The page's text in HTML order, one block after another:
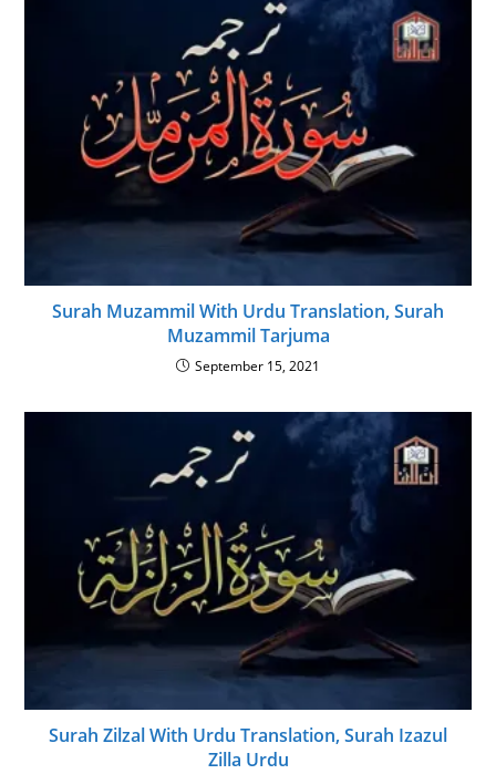
Surah Muzammil With Urdu Translation, Surah
Muzammil Tarjuma
September 15, 2021
Surah Zilzal With Urdu Translation, Surah Izazul
Zilla Urdu